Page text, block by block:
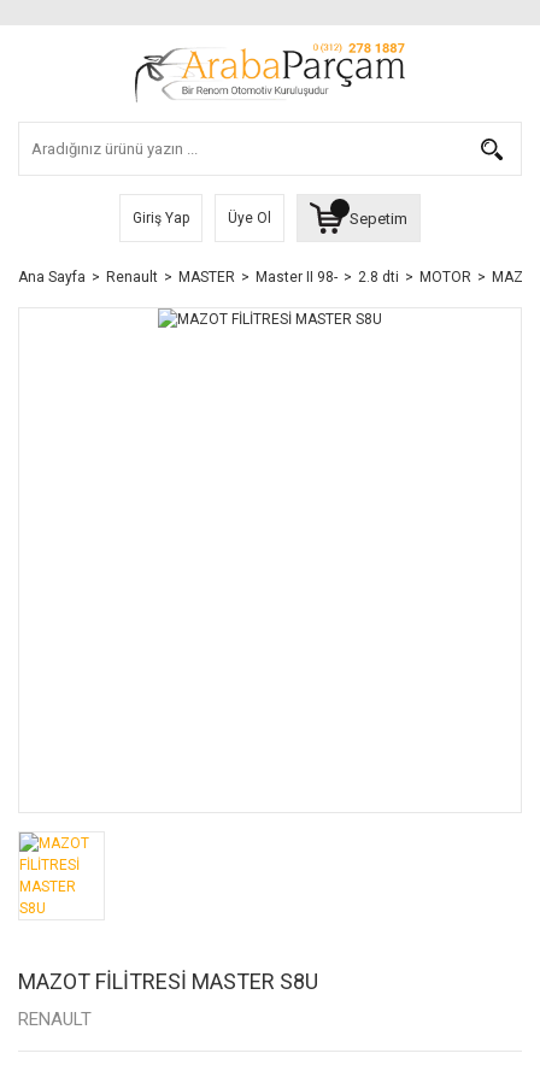
Giriş Yap Üye Ol Sepetim
Ana Sayfa Renault MASTER Master II 98- 2.8 dti MOTOR
MAZOT FİLİTRESİ MASTER S8U
RENAULT